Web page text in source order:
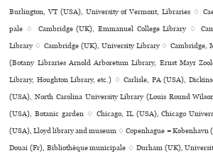
Burlington, VT (USA), University of Vermont, Libraries ♢
pale ♢ Cambridge (UK), Emmanuel College Library ♢
Library ♢ Cambridge (UK), University Library ♢ Cambridge,
(Botany Libraries Arnold Arboretum Library, Ernst Mayr
Library, Houghton Library, etc.) ♢ Carlisle, PA (USA),
(USA), North Carolina University Library (Louis Round
(USA), Botanic garden ♢ Chicago, IL (USA), Chicago
(USA), Lloyd library and museum ♢ Copenhague = København
Douai (Fr), Bibliothèque muni­ci­pale ♢ Durham (UK),